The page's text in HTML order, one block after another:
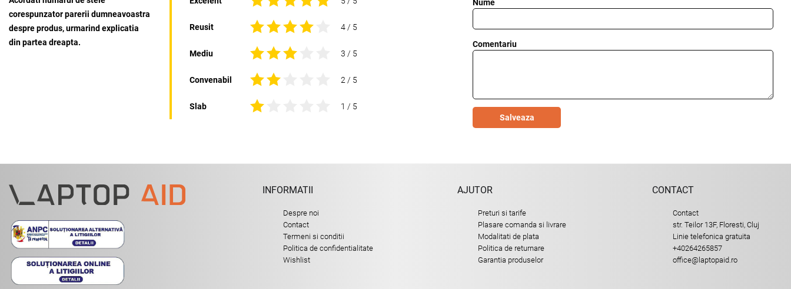
corespunzator parerii dumneavoastra
despre produs, urmarind explicatia
din partea dreapta.
Reusit 4 / 5
Mediu 3 / 5
Convenabil 2 / 5
Slab 1 / 5
Nume
Comentariu
Salveaza
INFORMATII
Despre noi
Contact
Termeni si conditii
Politica de confidentialitate
Wishlist
AJUTOR
Preturi si tarife
Plasare comanda si livrare
Modalitati de plata
Politica de returnare
Garantia produselor
CONTACT
Contact
str. Teilor 13F, Floresti, Cluj
Linie telefonica gratuita
+40264265857
office@laptopaid.ro